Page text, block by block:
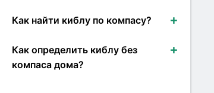
Как найти киблу по компасу?
Как определить киблу без
компаса дома?